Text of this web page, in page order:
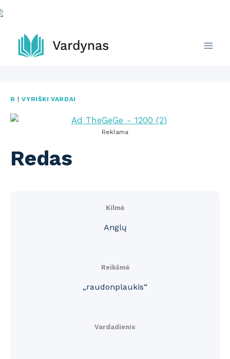
Skip
to
content
R |VYRIŠKI VARDAI
Reklama
Redas
Kilmė
Anglų
Reikšmė
„raudonplaukis“
Vardadienis